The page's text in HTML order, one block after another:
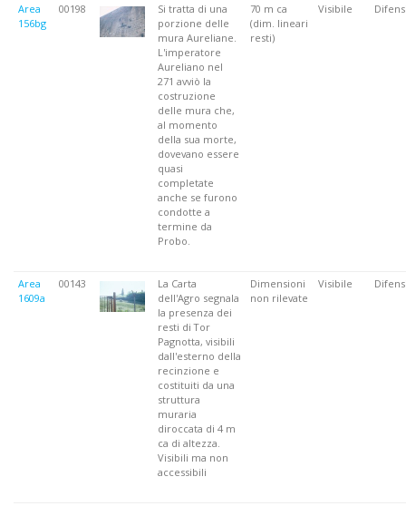
Area
156bg
00198
Si tratta di una
porzione delle
mura Aureliane.
L'imperatore
Aureliano nel
271 avviò la
costruzione
delle mura che,
al momento
della sua morte,
dovevano essere
quasi
completate
anche se furono
condotte a
termine da
Probo.
70 m ca
(dim. lineari
resti)
Visibile
Area
1609a
00143
La Carta
dell'Agro segnala
la presenza dei
resti di Tor
Pagnotta, visibili
dall'esterno della
recinzione e
costituiti da una
struttura
muraria
diroccata di 4 m
ca di altezza.
Visibili ma non
accessibili
Dimensioni
non rilevate
Visibile